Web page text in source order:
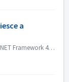
a
Se Nero Start non riesce a installare Microsoft .NET Framework 4.7.2 in Update Center, puoi provare i seguenti metodi per risolvere il problema. Soluzi...